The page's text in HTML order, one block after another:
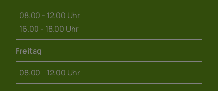
08.00 - 12.00 Uhr
16.00 - 18.00 Uhr
Freitag
08.00 - 12.00 Uhr